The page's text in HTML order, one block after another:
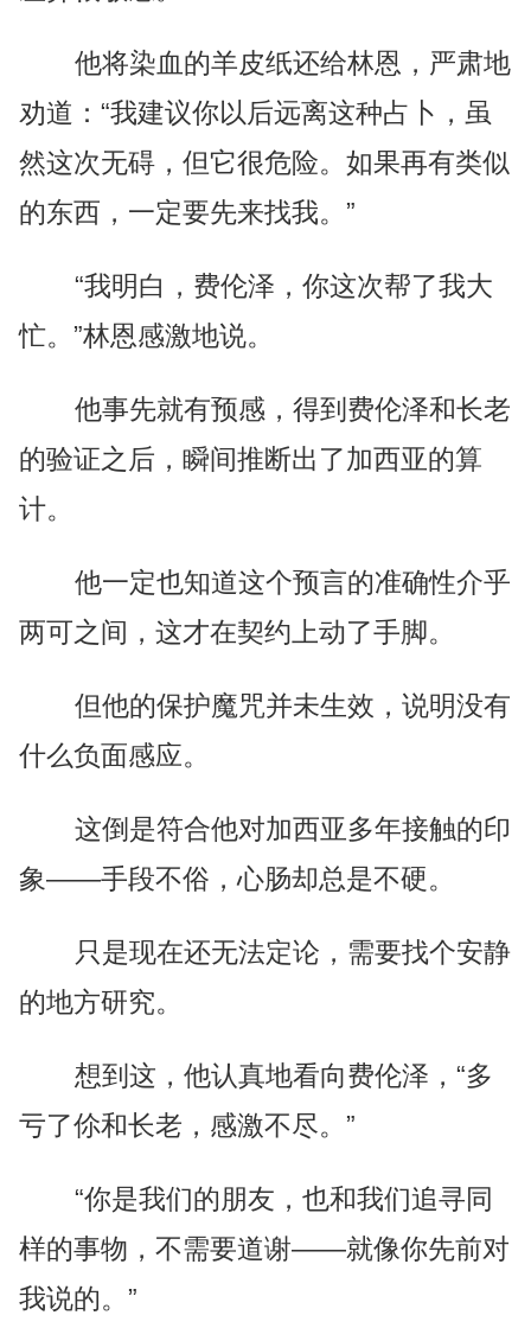
他将染血的羊皮纸还给林恩，严肃地
劝道：“我建议你以后远离这种占卜，虽
然这次无碍，但它很危险。如果再有类似
的东西，一定要先来找我。”
“我明白，费伦泽，你这次帮了我大
忙。”林恩感激地说。
他事先就有预感，得到费伦泽和长老
的验证之后，瞬间推断出了加西亚的算
计。
他一定也知道这个预言的准确性介乎
两可之间，这才在契约上动了手脚。
但他的保护魔咒并未生效，说明没有
什么负面感应。
这倒是符合他对加西亚多年接触的印
象——手段不俗，心肠却总是不硬。
只是现在还无法定论，需要找个安静
的地方研究。
想到这，他认真地看向费伦泽，“多
亏了伱和长老，感激不尽。”
“你是我们的朋友，也和我们追寻同
样的事物，不需要道谢——就像你先前对
我说的。”